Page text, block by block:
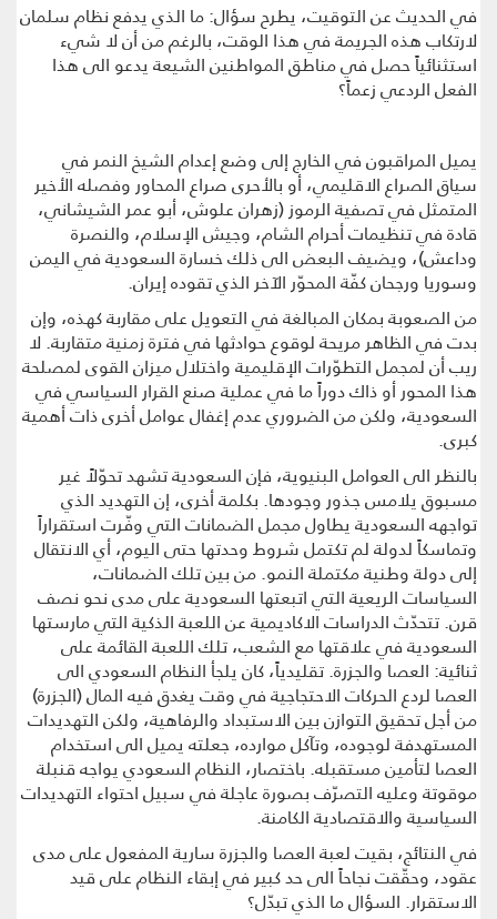
في الحديث عن التوقيت، يطرح سؤال: ما الذي يدفع نظام سلمان
لارتكاب هذه الجريمة في هذا الوقت، بالرغم من أن لا شيء
استثنائياً حصل في مناطق المواطنين الشيعة يدعو الى هذا
الفعل الردعي زعماً؟
يميل المراقبون في الخارج إلى وضع إعدام الشيخ النمر في
سياق الصراع الاقليمي، أو بالأحرى صراع المحاور وفصله الأخير
المتمثل في تصفية الرموز (زهران علوش، أبو عمر الشيشاني،
قادة في تنظيمات أحرام الشام، وجيش الإسلام، والنصرة
وداعش)، ويضيف البعض الى ذلك خسارة السعودية في اليمن
وسوريا ورجحان كفّة المحوّر الآخر الذي تقوده إيران.
من الصعوبة بمكان المبالغة في التعويل على مقاربة كهذه، وإن
بدت في الظاهر مريحة لوقوع حوادثها في فترة زمنية متقاربة. لا
ريب أن لمجمل التطوّرات الإقليمية واختلال ميزان القوى لمصلحة
هذا المحور أو ذاك دوراً ما في عملية صنع القرار السياسي في
السعودية، ولكن من الضروري عدم إغفال عوامل أخرى ذات أهمية
كبرى.
بالنظر الى العوامل البنيوية، فإن السعودية تشهد تحوّلاً غير
مسبوق يلامس جذور وجودها. بكلمة أخرى، إن التهديد الذي
تواجهه السعودية يطاول مجمل الضمانات التي وفّرت استقراراً
وتماسكاً لدولة لم تكتمل شروط وحدتها حتى اليوم، أي الانتقال
إلى دولة وطنية مكتملة النمو. من بين تلك الضمانات،
السياسات الريعية التي اتبعتها السعودية على مدى نحو نصف
قرن. تتحدّث الدراسات الاكاديمية عن اللعبة الذكية التي مارستها
السعودية في علاقتها مع الشعب، تلك اللعبة القائمة على
ثنائية: العصا والجزرة. تقليدياً، كان يلجأ النظام السعودي الى
العصا لردع الحركات الاحتجاجية في وقت يغدق فيه المال (الجزرة)
من أجل تحقيق التوازن بين الاستبداد والرفاهية، ولكن التهديدات
المستهدفة لوجوده، وتآكل موارده، جعلته يميل الى استخدام
العصا لتأمين مستقبله. باختصار، النظام السعودي يواجه قنبلة
موقوتة وعليه التصرّف بصورة عاجلة في سبيل احتواء التهديدات
السياسية والاقتصادية الكامنة.
في النتائج، بقيت لعبة العصا والجزرة سارية المفعول على مدى
عقود، وحقّقت نجاحاً الى حد كبير في إبقاء النظام على قيد
الاستقرار. السؤال ما الذي تبدّل؟